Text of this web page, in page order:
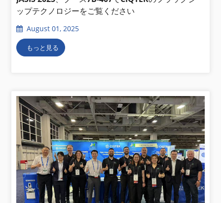
ップテクノロジーをご覧ください
August 01, 2025
もっと見る